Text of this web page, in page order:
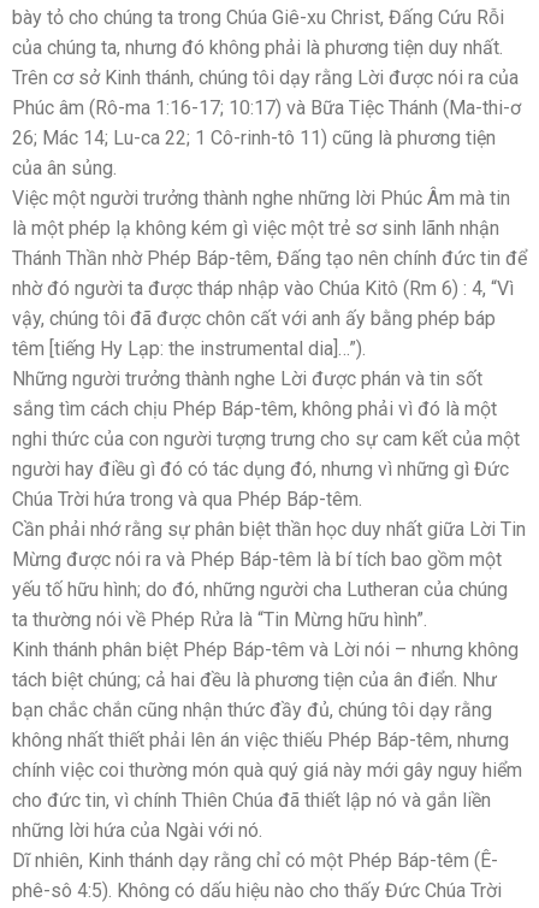
bày tỏ cho chúng ta trong Chúa Giê-xu Christ, Đấng Cứu Rỗi
của chúng ta, nhưng đó không phải là phương tiện duy nhất.
Trên cơ sở Kinh thánh, chúng tôi dạy rằng Lời được nói ra của
Phúc âm (Rô-ma 1:16-17; 10:17) và Bữa Tiệc Thánh (Ma-thi-ơ
26; Mác 14; Lu-ca 22; 1 Cô-rinh-tô 11) cũng là phương tiện
của ân sủng.
Việc một người trưởng thành nghe những lời Phúc Âm mà tin
là một phép lạ không kém gì việc một trẻ sơ sinh lãnh nhận
Thánh Thần nhờ Phép Báp-têm, Đấng tạo nên chính đức tin để
nhờ đó người ta được tháp nhập vào Chúa Kitô (Rm 6) : 4, “Vì
vậy, chúng tôi đã được chôn cất với anh ấy bằng phép báp
têm [tiếng Hy Lạp: the instrumental dia]…”).
Những người trưởng thành nghe Lời được phán và tin sốt
sắng tìm cách chịu Phép Báp-têm, không phải vì đó là một
nghi thức của con người tượng trưng cho sự cam kết của một
người hay điều gì đó có tác dụng đó, nhưng vì những gì Đức
Chúa Trời hứa trong và qua Phép Báp-têm.
Cần phải nhớ rằng sự phân biệt thần học duy nhất giữa Lời Tin
Mừng được nói ra và Phép Báp-têm là bí tích bao gồm một
yếu tố hữu hình; do đó, những người cha Lutheran của chúng
ta thường nói về Phép Rửa là “Tin Mừng hữu hình”.
Kinh thánh phân biệt Phép Báp-têm và Lời nói – nhưng không
tách biệt chúng; cả hai đều là phương tiện của ân điển. Như
bạn chắc chắn cũng nhận thức đầy đủ, chúng tôi dạy rằng
không nhất thiết phải lên án việc thiếu Phép Báp-têm, nhưng
chính việc coi thường món quà quý giá này mới gây nguy hiểm
cho đức tin, vì chính Thiên Chúa đã thiết lập nó và gắn liền
những lời hứa của Ngài với nó.
Dĩ nhiên, Kinh thánh dạy rằng chỉ có một Phép Báp-têm (Ê-
phê-sô 4:5). Không có dấu hiệu nào cho thấy Đức Chúa Trời